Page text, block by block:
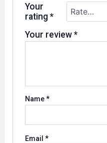
Your
rating*
Your review*
Name*
Email*